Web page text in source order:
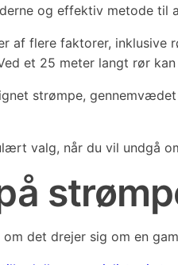
og effektiv metode til
af flere faktorer,
et 25 meter langt rør
strømpe,
valg, når du vil undgå
om det drejer sig om en